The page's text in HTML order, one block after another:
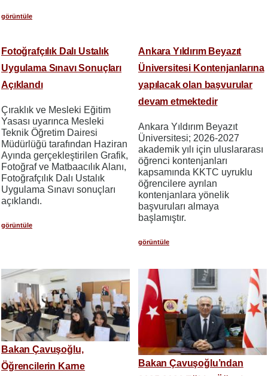
görüntüle
Fotoğrafçılık Dalı Ustalık
Uygulama Sınavı Sonuçları
Açıklandı
Çıraklık ve Mesleki Eğitim
Yasası uyarınca Mesleki
Teknik Öğretim Dairesi
Müdürlüğü tarafından Haziran
Ayında gerçekleştirilen Grafik,
Fotoğraf ve Matbaacılık Alanı,
Fotoğrafçılık Dalı Ustalık
Uygulama Sınavı sonuçları
açıklandı.
görüntüle
Ankara Yıldırım Beyazıt
Üniversitesi Kontenjanlarına
yapılacak olan başvurular
devam etmektedir
Ankara Yıldırım Beyazıt
Üniversitesi; 2026-2027
akademik yılı için uluslararası
öğrenci kontenjanları
kapsamında KKTC uyruklu
öğrencilere ayrılan
kontenjanlara yönelik
başvuruları almaya
başlamıştır.
görüntüle
Bakan Çavuşoğlu,
Öğrencilerin Karne
Bakan Çavuşoğlu’ndan